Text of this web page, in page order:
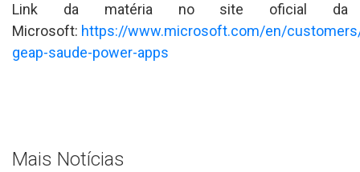
Link da matéria no site oficial da
Microsoft: https://www.microsoft.com/en/
geap-saude-power-apps
Mais Notícias